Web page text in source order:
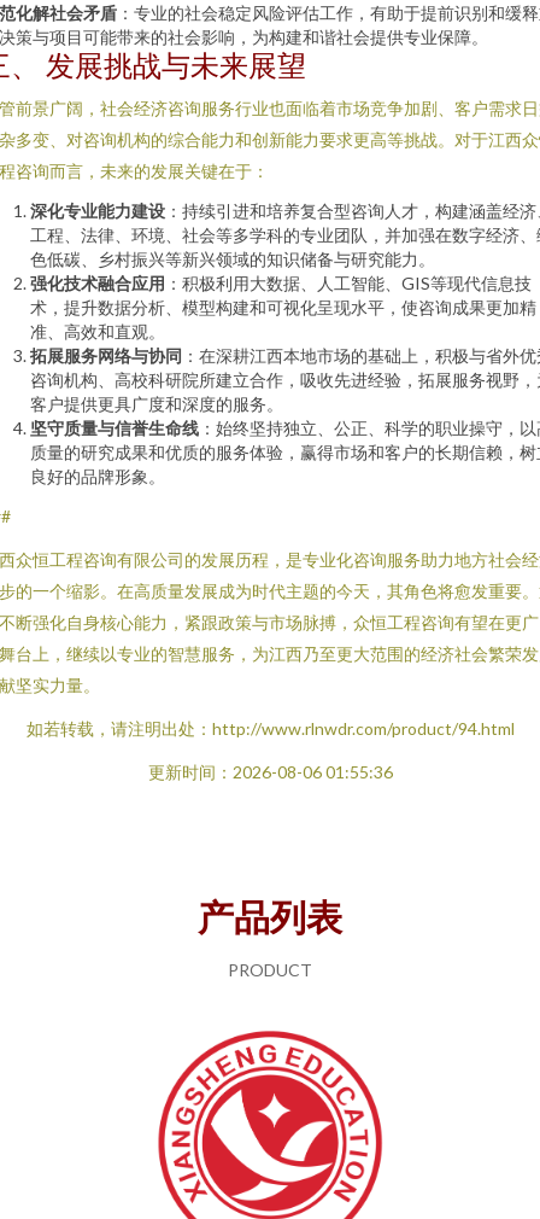
化解社会矛盾 ：专业的社会稳定风险评估工作，有助于提前识别和缓
策与项目可能带来的社会影响，为构建和谐社会提供专业保障。
、 发展挑战与未来展望
前景广阔，社会经济咨询服务行业也面临着市场竞争加剧、客户需求
多变、对咨询机构的综合能力和创新能力要求更高等挑战。对于江西
咨询而言，未来的发展关键在于：
深化专业能力建设 ：持续引进和培养复合型咨询人才，构建涵盖经
工程、法律、环境、社会等多学科的专业团队，并加强在数字经济、
色低碳、乡村振兴等新兴领域的知识储备与研究能力。
强化技术融合应用 ：积极利用大数据、人工智能、GIS等现代信息技
术，提升数据分析、模型构建和可视化呈现水平，使咨询成果更加精
准、高效和直观。
拓展服务网络与协同 ：在深耕江西本地市场的基础上，积极与省外
咨询机构、高校科研院所建立合作，吸收先进经验，拓展服务视野，
客户提供更具广度和深度的服务。
坚守质量与信誉生命线 ：始终坚持独立、公正、科学的职业操守，
质量的研究成果和优质的服务体验，赢得市场和客户的长期信赖，树
良好的品牌形象。
众恒工程咨询有限公司的发展历程，是专业化咨询服务助力地方社会
的一个缩影。在高质量发展成为时代主题的今天，其角色将愈发重要
断强化自身核心能力，紧跟政策与市场脉搏，众恒工程咨询有望在更
台上，继续以专业的智慧服务，为江西乃至更大范围的经济社会繁荣
坚实力量。
如若转载，请注明出处：http://www.rlnwdr.com/product/94.html
更新时间：2026-08-06 01:55:36
产品列表
PRODUCT